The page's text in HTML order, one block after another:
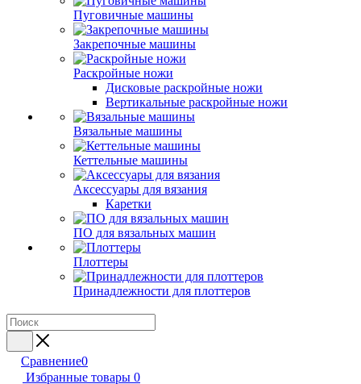
Пуговичные машины
Закрепочные машины
Раскройные ножи
Дисковые раскройные ножи
Вертикальные раскройные ножи
Вязальные машины
Кеттельные машины
Аксессуары для вязания
Каретки
ПО для вязальных машин
Плоттеры
Принадлежности для плоттеров
Сравнение0
Избранные товары 0